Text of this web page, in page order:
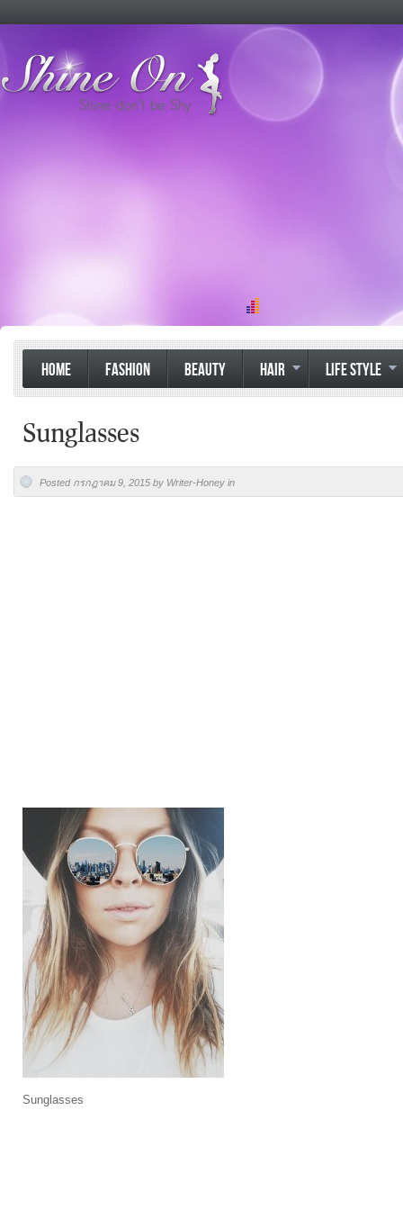
HOME FASHION BEAUTY HAIR LIFE STYLE
Sunglasses
Posted กรกฎาคม 9, 2015 by Writer-Honey in
Sunglasses